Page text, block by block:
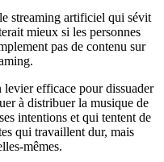
streaming artificiel qui sévit
mieux si les personnes
pas de contenu sur
levier efficace pour dissuader
à distribuer la musique de
intentions et qui tentent de
qui travaillent dur, mais
mêmes.